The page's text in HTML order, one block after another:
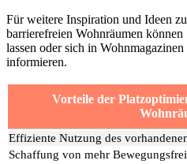
Für weitere Inspiration und Ideen
barrierefreien Wohnräumen
lassen oder sich in
informieren.
Vorteile der
Effiziente Nutzung des
Schaffung von mehr